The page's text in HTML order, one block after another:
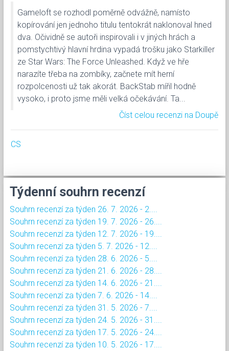
Gameloft se rozhodl poměrně odvážně, namísto
kopírování jen jednoho titulu tentokrát naklonoval hned
dva. Očividně se autoři inspirovali i v jiných hrách a
pomstychtivý hlavní hrdina vypadá trošku jako Starkiller
ze Star Wars: The Force Unleashed. Když ve hře
narazíte třeba na zombíky, začnete mít herní
rozpolcenosti už tak akorát. BackStab mířil hodně
vysoko, i proto jsme měli velká očekávání. Ta...
Číst celou recenzi na Doupě
CS
Týdenní souhrn recenzí
Souhrn recenzí za týden 26. 7. 2026 - 2....
Souhrn recenzí za týden 19. 7. 2026 - 26....
Souhrn recenzí za týden 12. 7. 2026 - 19....
Souhrn recenzí za týden 5. 7. 2026 - 12....
Souhrn recenzí za týden 28. 6. 2026 - 5....
Souhrn recenzí za týden 21. 6. 2026 - 28....
Souhrn recenzí za týden 14. 6. 2026 - 21....
Souhrn recenzí za týden 7. 6. 2026 - 14....
Souhrn recenzí za týden 31. 5. 2026 - 7....
Souhrn recenzí za týden 24. 5. 2026 - 31....
Souhrn recenzí za týden 17. 5. 2026 - 24....
Souhrn recenzí za týden 10. 5. 2026 - 17....